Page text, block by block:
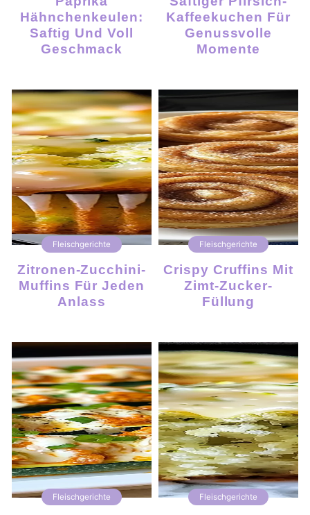
Hähnchenkeulen:
Saftig Und Voll
Geschmack
Kaffeekuchen Für
Genussvolle
Momente
Fleischgerichte
Zitronen-Zucchini-
Muffins Für Jeden
Anlass
Fleischgerichte
Crispy Cruffins Mit
Zimt-Zucker-
Füllung
Fleischgerichte Fleischgerichte